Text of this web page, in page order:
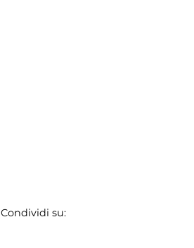
Condividi su: